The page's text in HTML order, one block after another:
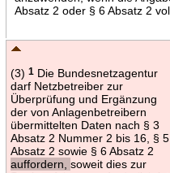
Absatz 2 oder § 6 Absatz 2
(3) 1Die Bundesnetzagentur
darf Netzbetreiber zur
Überprüfung und Ergänzung
der von Anlagenbetreibern
übermittelten Daten nach § 3
Absatz 2 Nummer 2 bis 16, § 5
Absatz 2 sowie § 6 Absatz 2
auffordern, soweit dies zur